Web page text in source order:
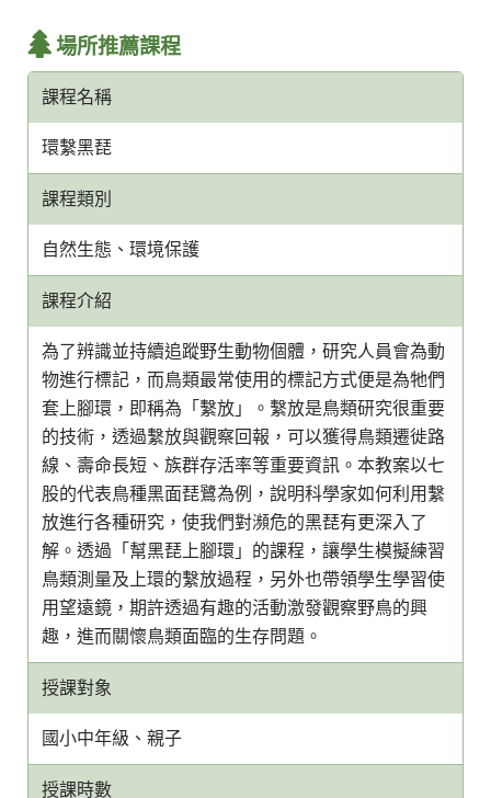
場所推薦課程
課程名稱
環繫黑琵
課程類別
自然生態、環境保護
課程介紹
為了辨識並持續追蹤野生動物個體，研究人員會為動
物進行標記，而鳥類最常使用的標記方式便是為牠們
套上腳環，即稱為「繫放」。繫放是鳥類研究很重要
的技術，透過繫放與觀察回報，可以獲得鳥類遷徙路
線、壽命長短、族群存活率等重要資訊。本教案以七
股的代表鳥種黑面琵鷺為例，說明科學家如何利用繫
放進行各種研究，使我們對瀕危的黑琵有更深入了
解。透過「幫黑琵上腳環」的課程，讓學生模擬練習
鳥類測量及上環的繫放過程，另外也帶領學生學習使
用望遠鏡，期許透過有趣的活動激發觀察野鳥的興
趣，進而關懷鳥類面臨的生存問題。
授課對象
國小中年級、親子
授課時數